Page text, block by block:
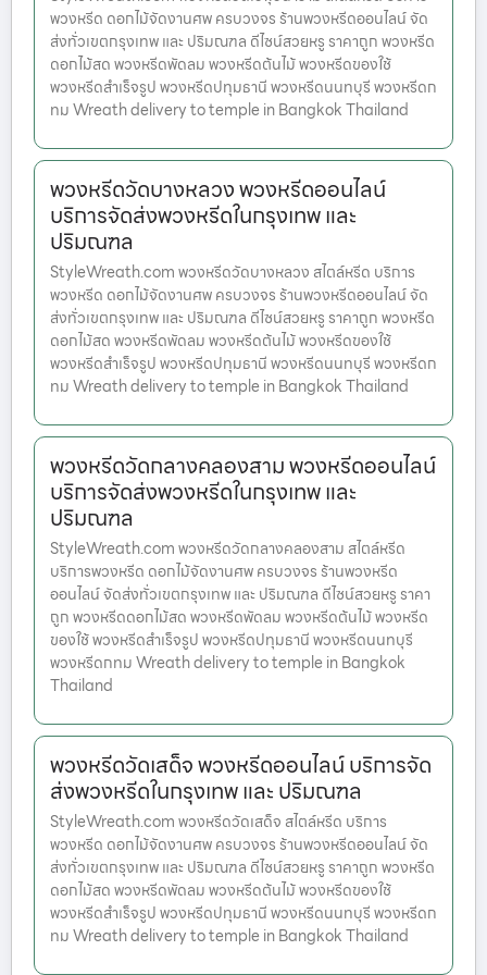
พวงหรีด ดอกไม้จัดงานศพ ครบวงจร ร้านพวงหรีดออนไลน์ จัด
ส่งทั่วเขตกรุงเทพ และ ปริมณฑล ดีไซน์สวยหรู ราคาถูก พวงหรีด
ดอกไม้สด พวงหรีดพัดลม พวงหรีดต้นไม้ พวงหรีดของใช้
พวงหรีดสำเร็จรูป พวงหรีดปทุมธานี พวงหรีดนนทบุรี พวงหรีดก
ทม Wreath delivery to temple in Bangkok Thailand
พวงหรีดวัดบางหลวง พวงหรีดออนไลน์
บริการจัดส่งพวงหรีดในกรุงเทพ และ
ปริมณฑล
StyleWreath.com พวงหรีดวัดบางหลวง สไตล์หรีด บริการ
พวงหรีด ดอกไม้จัดงานศพ ครบวงจร ร้านพวงหรีดออนไลน์ จัด
ส่งทั่วเขตกรุงเทพ และ ปริมณฑล ดีไซน์สวยหรู ราคาถูก พวงหรีด
ดอกไม้สด พวงหรีดพัดลม พวงหรีดต้นไม้ พวงหรีดของใช้
พวงหรีดสำเร็จรูป พวงหรีดปทุมธานี พวงหรีดนนทบุรี พวงหรีดก
ทม Wreath delivery to temple in Bangkok Thailand
พวงหรีดวัดกลางคลองสาม พวงหรีดออนไลน์
บริการจัดส่งพวงหรีดในกรุงเทพ และ
ปริมณฑล
StyleWreath.com พวงหรีดวัดกลางคลองสาม สไตล์หรีด
บริการพวงหรีด ดอกไม้จัดงานศพ ครบวงจร ร้านพวงหรีด
ออนไลน์ จัดส่งทั่วเขตกรุงเทพ และ ปริมณฑล ดีไซน์สวยหรู ราคา
ถูก พวงหรีดดอกไม้สด พวงหรีดพัดลม พวงหรีดต้นไม้ พวงหรีด
ของใช้ พวงหรีดสำเร็จรูป พวงหรีดปทุมธานี พวงหรีดนนทบุรี
พวงหรีดกทม Wreath delivery to temple in Bangkok
Thailand
พวงหรีดวัดเสด็จ พวงหรีดออนไลน์ บริการจัด
ส่งพวงหรีดในกรุงเทพ และ ปริมณฑล
StyleWreath.com พวงหรีดวัดเสด็จ สไตล์หรีด บริการ
พวงหรีด ดอกไม้จัดงานศพ ครบวงจร ร้านพวงหรีดออนไลน์ จัด
ส่งทั่วเขตกรุงเทพ และ ปริมณฑล ดีไซน์สวยหรู ราคาถูก พวงหรีด
ดอกไม้สด พวงหรีดพัดลม พวงหรีดต้นไม้ พวงหรีดของใช้
พวงหรีดสำเร็จรูป พวงหรีดปทุมธานี พวงหรีดนนทบุรี พวงหรีดก
ทม Wreath delivery to temple in Bangkok Thailand